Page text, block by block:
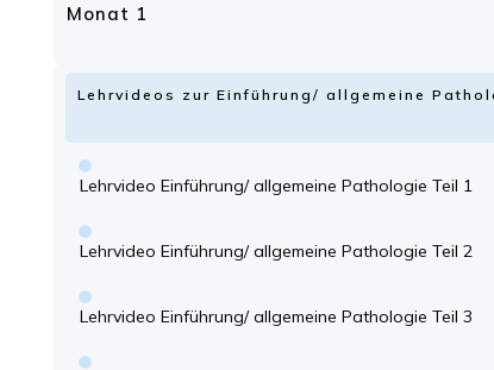
Monat 1
Lehrvideos zur Einführung/ allgemeine
Lehrvideo Einführung/ allgemeine Pathologie Teil 1
Lehrvideo Einführung/ allgemeine Pathologie Teil 2
Lehrvideo Einführung/ allgemeine Pathologie Teil 3